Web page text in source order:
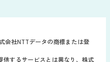
会社NTTデータの商標または登
供するサービスとは異なり、株式